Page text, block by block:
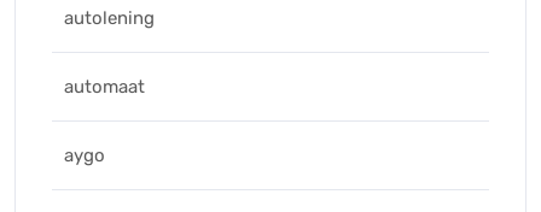
autolening
automaat
aygo